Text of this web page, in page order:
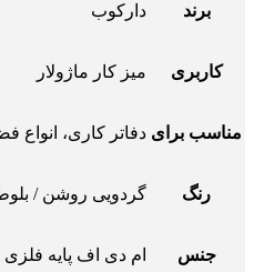
برند دارکوب
کاربری میز کار ماژولار
مناسب برای دفاتر کاری، انواع
رنگ گردویی روشن /
جنس ام دی اف پایه فلزی